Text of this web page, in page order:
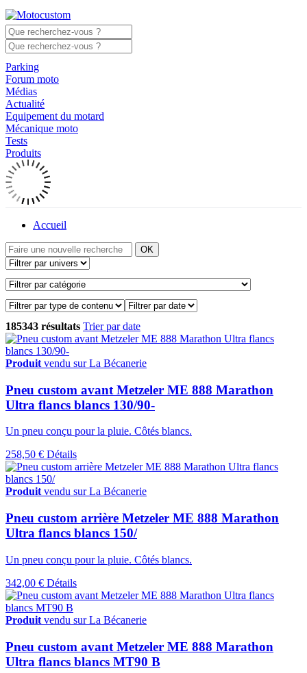
Parking
Forum moto
Médias
Actualité
Equipement du motard
Mécanique moto
Tests
Produits
Accueil
OK
185343 résultats Trier par date
Produit vendu sur La Bécanerie
Pneu custom avant Metzeler ME 888 Marathon
Ultra flancs blancs 130/90-
Un pneu conçu pour la pluie. Côtés blancs.
258,50 € Détails
Produitvendu sur La Bécanerie
Pneu custom arrière Metzeler ME 888 Marathon
Ultra flancs blancs 150/
Un pneu conçu pour la pluie. Côtés blancs.
342,00 € Détails
Produit vendu sur La Bécanerie
Pneu custom avant Metzeler ME 888 Marathon
Ultra flancs blancs MT90 B